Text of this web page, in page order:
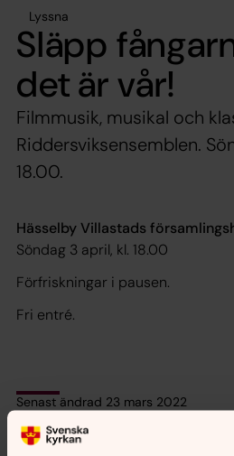
Lyssna
Släpp
det är vår!
Filmmusik, musikal och
Riddersviksensemblen.
18.00.
Hässelby Villastads
Söndag 3 april, kl. 18.00
Förfriskningar i pausen.
Fri entré.
Senast ändrad 23 mars 2022
Synpunkter eller frågor
innehåll?